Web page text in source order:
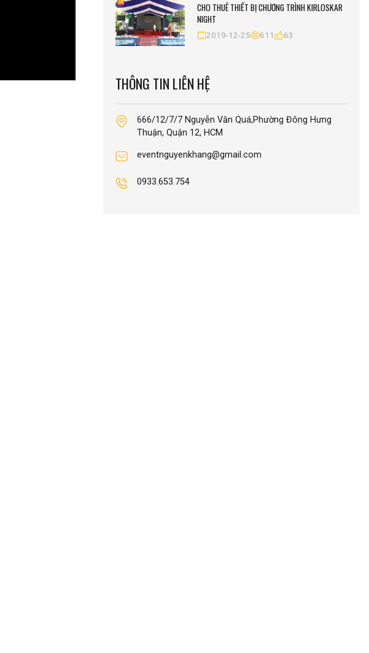
CHO THUÊ THIẾT BỊ CHƯƠNG TRÌNH KIRLOSKAR
NIGHT
2019-12-25 611 63
THÔNG TIN LIÊN HỆ
666/12/7/7 Nguyễn Văn Quá,Phường Đông Hưng
Thuận, Quận 12, HCM
eventnguyenkhang@gmail.com
0933.653.754